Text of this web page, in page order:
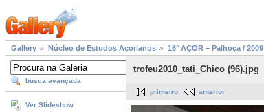
Gallery Núcleo de Estudos Açorianos 16° AÇOR – Palhoça / 2009
busca avançada
Ver Slideshow
trofeu2010_tati_Chico (96).jpg
primeiro anterior